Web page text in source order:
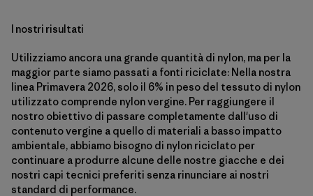
I nostri risultati
Utilizziamo ancora una grande quantità di nylon, ma per la
maggior parte siamo passati a fonti riciclate: Nella nostra
linea Primavera 2026, solo il 6% in peso del tessuto di nylon
utilizzato comprende nylon vergine. Per raggiungere il
nostro obiettivo di passare completamente dall'uso di
contenuto vergine a quello di materiali a basso impatto
ambientale, abbiamo bisogno di nylon riciclato per
continuare a produrre alcune delle nostre giacche e dei
nostri capi tecnici preferiti senza rinunciare ai nostri
standard di performance.